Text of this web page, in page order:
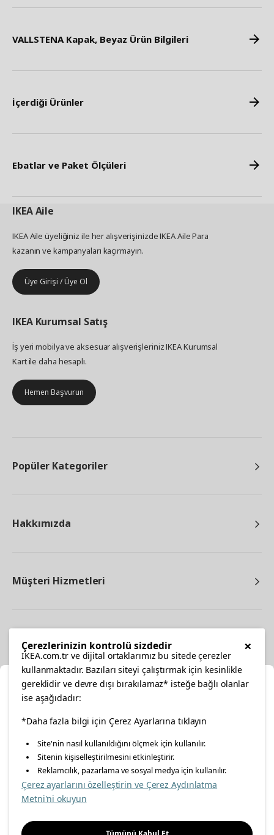
VALLSTENA Kapak, Beyaz Ürün Bilgileri
İçerdiği Ürünler
Ebatlar ve Paket Ölçüleri
IKEAAile
IKEA Aile üyeliğiniz ile her alışverişinizde IKEA Aile Para
kazanın ve kampanyaları kaçırmayın.
Üye Girişi / Üye Ol
IKEA Kurumsal Satış
İş yeri mobilya ve aksesuar alışverişleriniz IKEA Kurumsal
Kart ile daha hesaplı.
Hemen Başvurun
Popüler Kategoriler
Hakkımızda
Müşteri Hizmetleri
facebooktwitterinstagrampinterestyoutube
linkedin
Enerji Politikası Bilgi Güvenliği Politikası
Gıda Güvenliği Politikası
Konumunuzu Seçin
İnternetten vereceğiniz siparişlerinizde size özel hizmet ve
içerikleri görebilmek için lütfen konumuzu seçin.
İl seçiniz
Seçiniz
×
Çerezlerinizin kontrolü sizdedir
IKEA.com.tr ve dijital ortaklarımız bu sitede çerezler
kullanmaktadır. Bazıları siteyi çalıştırmak için kesinlikle
gereklidir ve devre dışı bırakılamaz* isteğe bağlı olanlar
ise aşağıdadır:
*Daha fazla bilgi için Çerez Ayarlarına tıklayın
Site'nin nasıl kullanıldığını ölçmek için kullanılır.
Sitenin kişiselleştirilmesini etkinleştirir.
Reklamcılık, pazarlama ve sosyal medya için kullanılır.
Çerez ayarlarını özelleştirin ve Çerez Aydınlatma
Metni'ni okuyun